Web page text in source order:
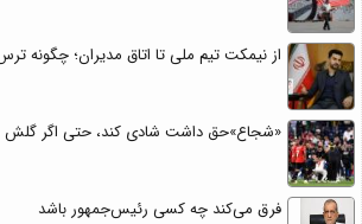
از نیمکت تیم ملی تا اتاق مدیران؛
«شجاع»حق داشت شادی کند، حتی اگر گلش
فرق می‌کند چه کسی رئیس‌جمهور باشد